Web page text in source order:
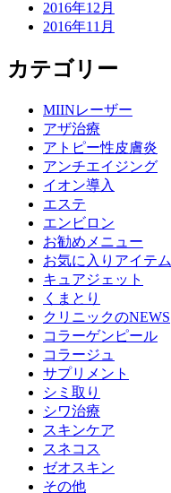
2016年12月
2016年11月
カテゴリー
MIINレーザー
アザ治療
アトピー性皮膚炎
アンチエイジング
イオン導入
エステ
エンビロン
お勧めメニュー
お気に入りアイテム
キュアジェット
くまとり
クリニックのNEWS
コラーゲンピール
コラージュ
サプリメント
シミ取り
シワ治療
スキンケア
スネコス
ゼオスキン
その他